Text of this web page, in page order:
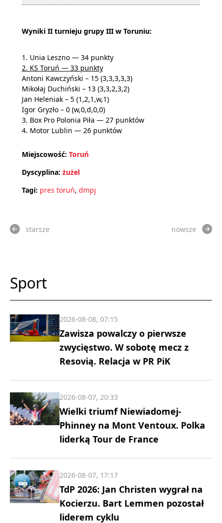
Wyniki II turnieju grupy III w Toruniu:
1. Unia Leszno — 34 punkty
2. KS Toruń — 33 punkty
Antoni Kawczyński – 15 (3,3,3,3,3)
Mikołaj Duchiński – 13 (3,3,2,3,2)
Jan Heleniak – 5 (1,2,1,w,1)
Igor Gryzło – 0 (w,0,d,0,0)
3. Box Pro Polonia Piła — 27 punktów
4. Motor Lublin — 26 punktów
Miejscowość: Toruń
Dyscyplina: żużel
Tagi: pres toruń, dmpj
starsze nowsze
Sport
Zawisza powalczy o pierwsze
zwycięstwo. W sobotę mecz z
Resovią. Relacja w PR PiK
2026-08-08, 07:15
Wielki triumf Niewiadomej-
Phinney na Mont Ventoux. Polka
liderką Tour de France
2026-08-07, 20:33
TdP 2026: Jan Christen wygrał na
Kocierzu. Bart Lemmen pozostał
liderem cyklu
2026-08-07, 17:17